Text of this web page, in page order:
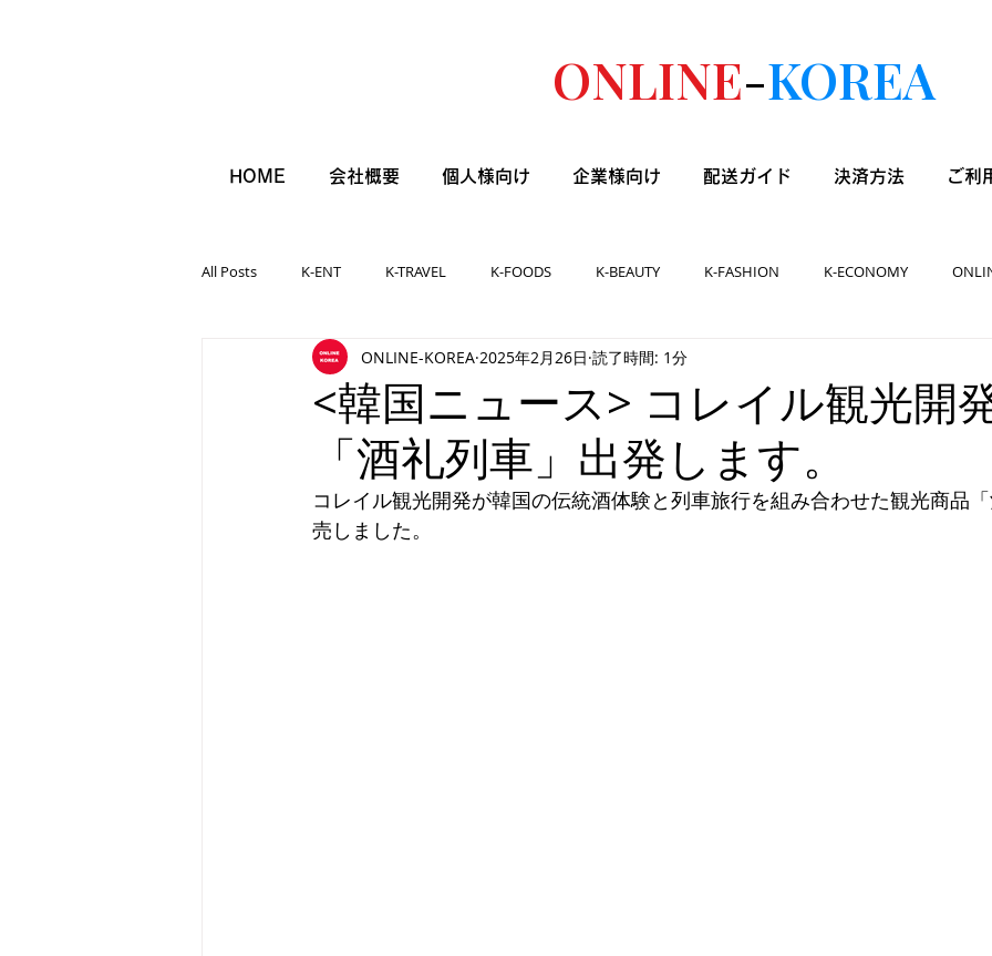
ONLINE-KOREA
HOME 会社概要 個人様向け 企業様向け 配送ガイド 決済方法 ご利
All Posts K-ENT K-TRAVEL K-FOODS K-BEAUTY K-FASHION K-ECONOMY
<韓国ニュース> コレイル観光開発
「酒礼列車」出発します。
ONLINE-KOREA 2025年2月26日 読了時間: 1分
コレイル観光開発が韓国の伝統酒体験と列車旅行を組み合わせた観光商品
売しました。